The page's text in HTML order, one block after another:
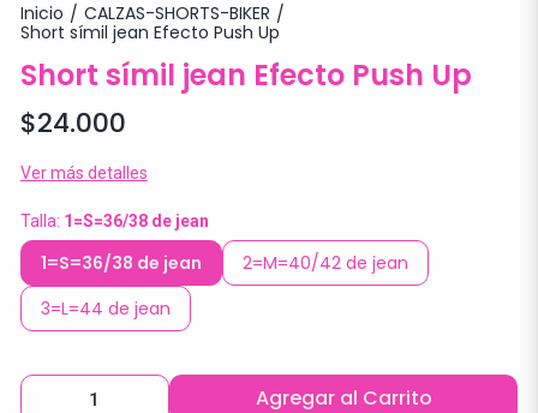
Inicio / CALZAS-SHORTS-BIKER /
Short símil jean Efecto Push Up
Short símil jean Efecto Push Up
$24.000
Ver más detalles
Talla: 1=S=36/38 de jean
1=S=36/38 de jean
2=M=40/42 de jean
3=L=44 de jean
Agregar al Carrito